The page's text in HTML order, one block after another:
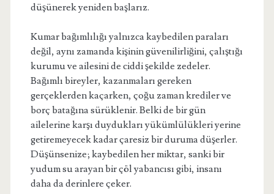
düşünerek yeniden başlarız.
Kumar bağımlılığı yalnızca kaybedilen paraları
değil, aynı zamanda kişinin güvenilirliğini, çalıştığı
kurumu ve ailesini de ciddi şekilde zedeler.
Bağımlı bireyler, kazanmaları gereken
gerçeklerden kaçarken, çoğu zaman krediler ve
borç batağına sürüklenir. Belki de bir gün
ailelerine karşı duydukları yükümlülükleri yerine
getiremeyecek kadar çaresiz bir duruma düşerler.
Düşünsenize; kaybedilen her miktar, sanki bir
yudum su arayan bir çöl yabancısı gibi, insanı
daha da derinlere çeker.